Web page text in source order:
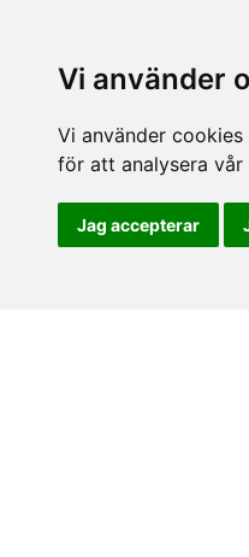
Vi använder
Vi använder
för att analysera
Jag accepterar